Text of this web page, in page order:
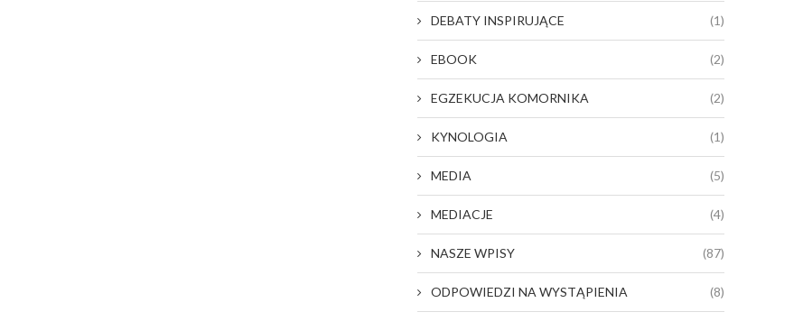
DEBATY INSPIRUJĄCE (1)
EBOOK (2)
EGZEKUCJA KOMORNIKA (2)
KYNOLOGIA (1)
MEDIA (5)
MEDIACJE (4)
NASZE WPISY (87)
ODPOWIEDZI NA WYSTĄPIENIA (8)